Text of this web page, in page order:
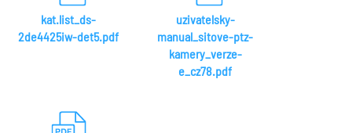
kat.list_ds-
2de4425iw-det5.pdf
uzivatelsky-
manual_sitove-ptz-
kamery_verze-
e_cz78.pdf